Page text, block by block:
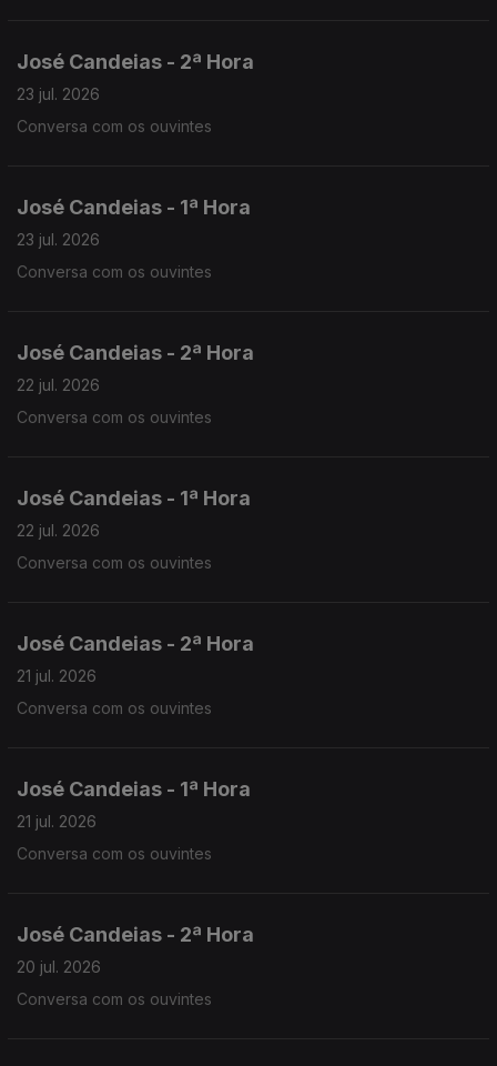
José Candeias - 2ª Hora
23 jul. 2026
Conversa com os ouvintes
José Candeias - 1ª Hora
23 jul. 2026
Conversa com os ouvintes
José Candeias - 2ª Hora
22 jul. 2026
Conversa com os ouvintes
José Candeias - 1ª Hora
22 jul. 2026
Conversa com os ouvintes
José Candeias - 2ª Hora
21 jul. 2026
Conversa com os ouvintes
José Candeias - 1ª Hora
21 jul. 2026
Conversa com os ouvintes
José Candeias - 2ª Hora
20 jul. 2026
Conversa com os ouvintes